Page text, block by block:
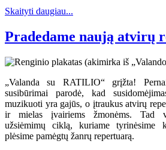
Skaityti daugiau...
Pradedame naują atvirų
„Valanda su RATILIO“ grįžta!
susibūrimai parodė, kad
muzikuoti yra gajūs, o įtraukus atvirų
ir mielas įvairiems žmonėms. Tad
užsiėmimų ciklą, kuriame tyrinėsime
plėsime pamėgtų žanrų repertuarą.